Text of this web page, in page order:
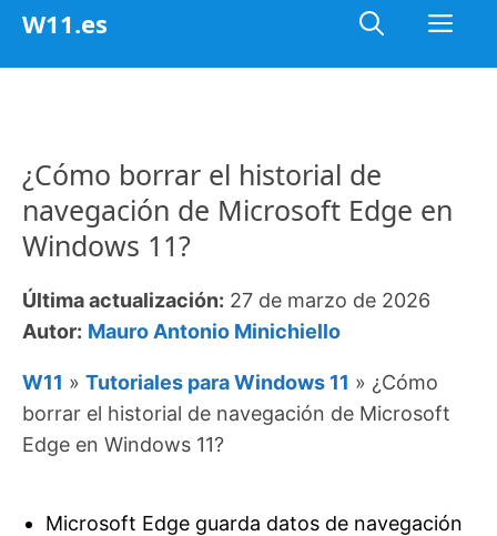
Saltar
W11.es
¿Cómo borrar el historial de
navegación de Microsoft Edge en
Windows 11?
Última actualización: 27 de marzo de 2026
Autor: Mauro Antonio Minichiello
W11 » Tutoriales para Windows 11 » ¿Cómo
borrar el historial de navegación de Microsoft
Edge en Windows 11?
Microsoft Edge guarda datos de navegación